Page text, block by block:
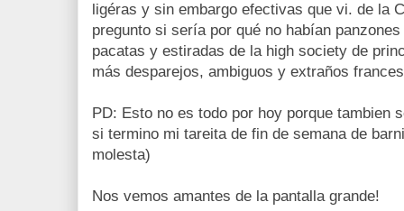
ligéras y sin embargo efectivas que vi. de la
pregunto si sería por qué no habían
pacatas y estiradas de la high society de
más desparejos, ambiguos y extraños
PD: Esto no es todo por hoy porque tambien
si termino mi tareita de fin de semana de
molesta)
Nos vemos amantes de la pantalla grande!